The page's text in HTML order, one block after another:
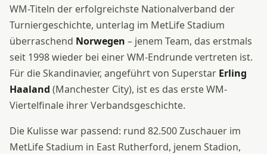
WM-Titeln der erfolgreichste Nationalverband der
Turniergeschichte, unterlag im MetLife Stadium
überraschend Norwegen – jenem Team, das erstmals
seit 1998 wieder bei einer WM-Endrunde vertreten ist.
Für die Skandinavier, angeführt von Superstar Erling
Haaland (Manchester City), ist es das erste WM-
Viertelfinale ihrer Verbandsgeschichte.
Die Kulisse war passend: rund 82.500 Zuschauer im
MetLife Stadium in East Rutherford, jenem Stadion,